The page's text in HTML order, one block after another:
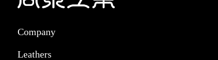
Company
Leathers